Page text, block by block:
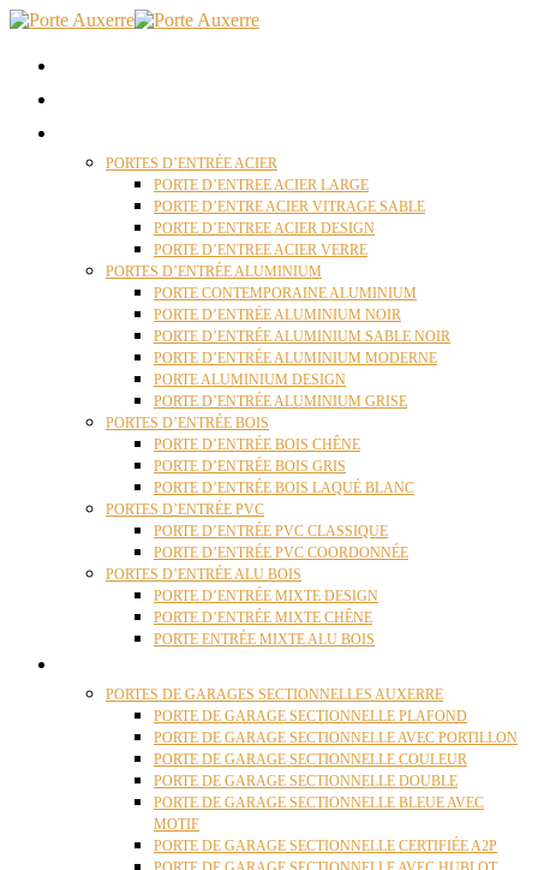
PORTES D’ENTRÉE ACIER
PORTE D’ENTREE ACIER LARGE
PORTE D’ENTRE ACIER VITRAGE SABLE
PORTE D’ENTREE ACIER DESIGN
PORTE D’ENTREE ACIER VERRE
PORTES D’ENTRÉE ALUMINIUM
PORTE CONTEMPORAINE ALUMINIUM
PORTE D’ENTRÉE ALUMINIUM NOIR
PORTE D’ENTRÉE ALUMINIUM SABLE NOIR
PORTE D’ENTRÉE ALUMINIUM MODERNE
PORTE ALUMINIUM DESIGN
PORTE D’ENTRÉE ALUMINIUM GRISE
PORTES D’ENTRÉE BOIS
PORTE D’ENTRÉE BOIS CHÊNE
PORTE D’ENTRÉE BOIS GRIS
PORTE D’ENTRÉE BOIS LAQUÉ BLANC
PORTES D’ENTRÉE PVC
PORTE D’ENTRÉE PVC CLASSIQUE
PORTE D’ENTRÉE PVC COORDONNÉE
PORTES D’ENTRÉE ALU BOIS
PORTE D’ENTRÉE MIXTE DESIGN
PORTE D’ENTRÉE MIXTE CHÊNE
PORTE ENTRÉE MIXTE ALU BOIS
PORTES DE GARAGES SECTIONNELLES AUXERRE
PORTE DE GARAGE SECTIONNELLE PLAFOND
PORTE DE GARAGE SECTIONNELLE AVEC PORTILLON
PORTE DE GARAGE SECTIONNELLE COULEUR
PORTE DE GARAGE SECTIONNELLE DOUBLE
PORTE DE GARAGE SECTIONNELLE BLEUE AVEC
MOTIF
PORTE DE GARAGE SECTIONNELLE CERTIFIÉE A2P